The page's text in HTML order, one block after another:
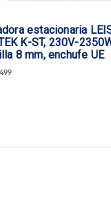
estacionaria
K-ST, 230V-
8 mm, enchufe UE